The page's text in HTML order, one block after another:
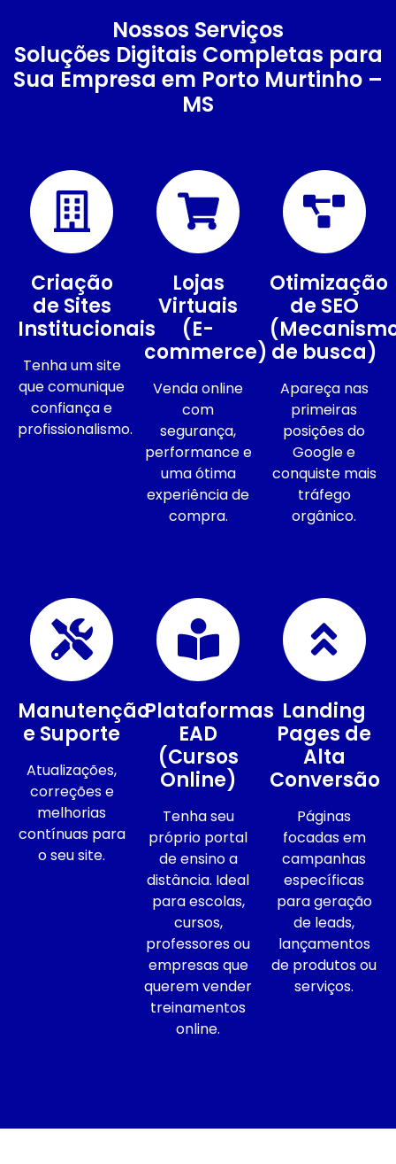
Nossos Serviços
Soluções Digitais Completas para
Sua Empresa em Porto Murtinho –
MS
Criação
de Sites
Institucionais
Tenha um site
que comunique
confiança e
profissionalismo.
Lojas
Virtuais
(E-
commerce)
Venda online
com
segurança,
performance e
uma ótima
experiência de
compra.
Otimização
de SEO
de busca)
Apareça nas
primeiras
posições do
Google e
conquiste mais
tráfego
orgânico.
Manutenção
e Suporte
Atualizações,
correções e
melhorias
contínuas para
o seu site.
Plataformas
EAD
(Cursos
Online)
Tenha seu
próprio portal
de ensino a
distância. Ideal
para escolas,
cursos,
professores ou
empresas que
querem vender
treinamentos
online.
Landing
Pages de
Alta
Conversão
Páginas
focadas em
campanhas
específicas
para geração
de leads,
lançamentos
de produtos ou
serviços.